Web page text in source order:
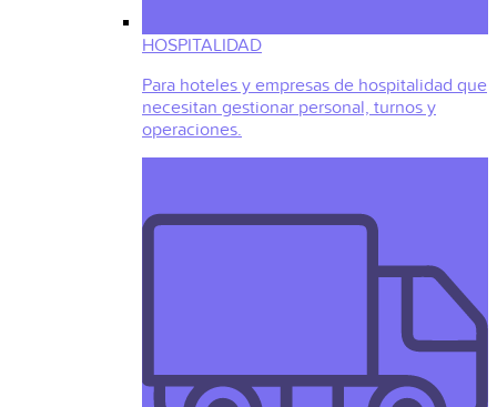
HOSPITALIDAD
Para hoteles y empresas de hospitalidad que
necesitan gestionar personal, turnos y
operaciones.